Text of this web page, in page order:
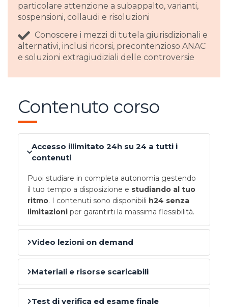
particolare attenzione a subappalto, varianti,
sospensioni, collaudi e risoluzioni
Conoscere i mezzi di tutela giurisdizionali e
alternativi, inclusi ricorsi, precontenzioso ANAC
e soluzioni extragiudiziali delle controversie
Contenuto corso
Accesso illimitato 24h su 24 a tutti i
contenuti
Puoi studiare in completa autonomia gestendo
il tuo tempo a disposizione e studiando al tuo
ritmo. I contenuti sono disponibili h24 senza
limitazioni per garantirti la massima flessibilità.
Video lezioni on demand
Materiali e risorse scaricabili
Test di verifica ed esame finale